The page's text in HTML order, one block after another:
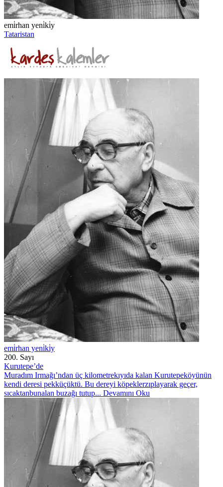
emi̇rhan yeni̇ki̇y
Tataristan
emi̇rhan yeni̇ki̇y
200. Sayı
Kurutepe’de
Muradım Irmağı’ndan üç kilometrekıyıda kalan Kurutepeköyünün
kendi deresi pekküçüktü. Bu dereyi köpeklerzıplayarak geçer,
sıcaktanbunalan buzağı tutup... Devamını Oku